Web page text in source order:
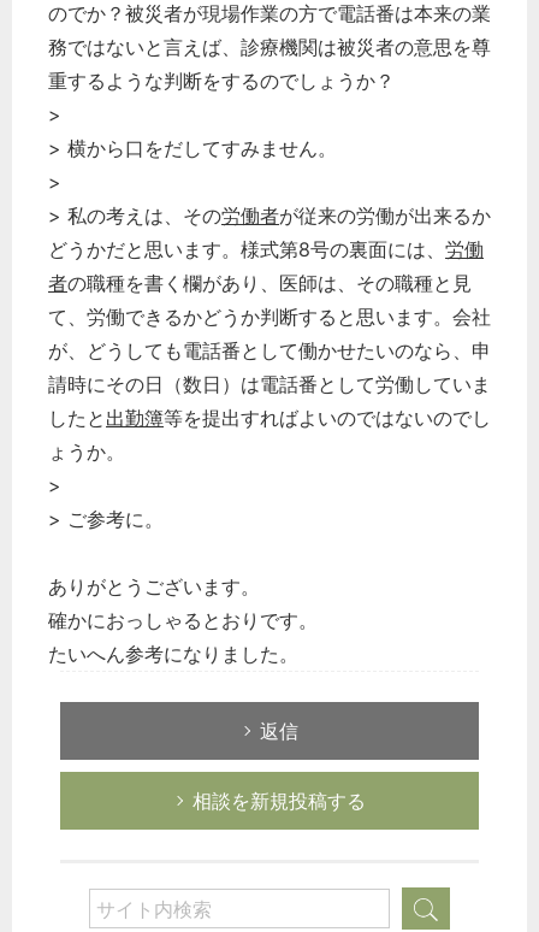
のでか？被災者が現場作業の方で電話番は本来の業
務ではないと言えば、診療機関は被災者の意思を尊
重するような判断をするのでしょうか？
>
> 横から口をだしてすみません。
>
> 私の考えは、その労働者が従来の労働が出来るか
どうかだと思います。様式第8号の裏面には、 労働
者の職種を書く欄があり、医師は、その職種と見
て、労働できるかどうか判断すると思います。会社
が、どうしても電話番として働かせたいのなら、申
請時にその日（数日）は電話番として労働していま
したと 出勤簿等を提出すればよいのではないのでし
ょうか。
>
> ご参考に。
ありがとうございます。
確かにおっしゃるとおりです。
たいへん参考になりました。
返信
相談を新規投稿する